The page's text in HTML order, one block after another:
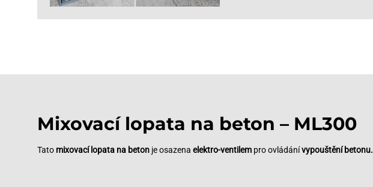
Mixovací lopata na beton – ML300
Tato mixovací lopata na beton je osazena elektro-ventilem pro ovládánívypouštění betonu.